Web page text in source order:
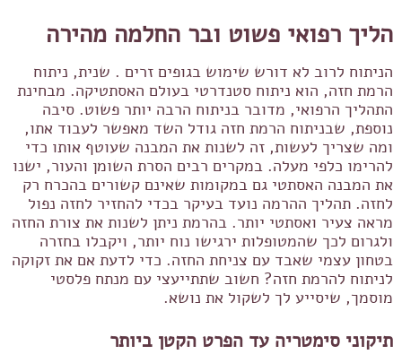
הליך רפואי פשוט ובר החלמה מהירה
הניתוח לרוב לא דורש שימוש בגופים זרים . שנית, ניתוח
הרמת חזה, הוא ניתוח סטנדרטי בעולם האסתטיקה. מבחינת
התהליך הרפואי, מדובר בניתוח הרבה יותר פשוט. סיבה
נוספת, שבניתוח הרמת חזה גודל השד מאפשר לעבוד אתו,
ומה שצריך לעשות, זה לשנות את המבנה שעוטף אותו כדי
להרימו כלפי מעלה. במקרים רבים הסרת השומן והעור, ישנו
את המבנה האסתטי גם במקומות שאינם קשורים בהכרח רק
לחזה. תהליך ההרמה נועד בעיקר בכדי להחזיר לחזה נפול
מראה צעיר ואסתטי יותר. בהרמת ניתן לשנות את צורת החזה
ולגרום לכך שהמטופלות ירגישו נוח יותר, ויקבלו בחזרה
בטחון עצמי שאבד עם צניחת החזה. כדי לדעת אם את זקוקה
לניתוח להרמת חזה? חשוב שתתייעצי עם מנתח פלסטי
מוסמך, שיסייע לך לשקול את נושא.
תיקוני סימטריה עד הפרט הקטן ביותר